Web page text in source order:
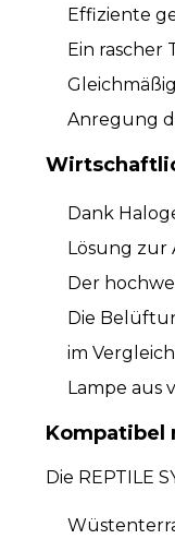
Effiziente
Ein rascher
Anregung
Dank
Lösung zur
Der
Die
im
Lampe aus
Kompatibel
Die REPTILE